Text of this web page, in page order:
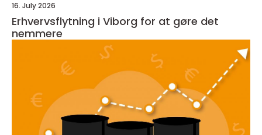
16. July 2026
Erhvervsflytning i Viborg for at gøre det
nemmere